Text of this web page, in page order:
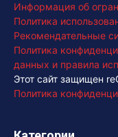
Информация об
Политика
Рекомендательные
Политика
данных и правила
Этот сайт защищен
Политика